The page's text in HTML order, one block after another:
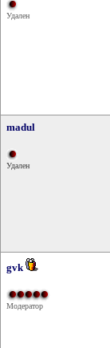
Удален
madul
Удален
gvk
Модератор